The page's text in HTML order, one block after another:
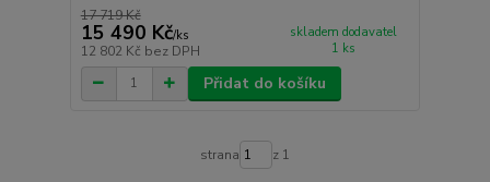
17 719 Kč
15 490 Kč/ks
12 802 Kč bez DPH
skladem dodavatel
1 ks
Přidat do košíku
strana z 1